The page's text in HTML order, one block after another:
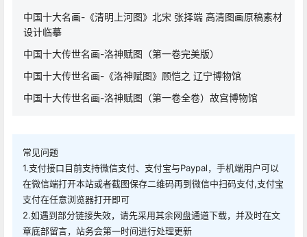
中国十大名画-《清明上河图》北宋 张择端 高清图画原稿素材
设计临摹
中国十大传世名画-洛神赋图（第一卷完美版）
中国十大传世名画-《洛神赋图》顾恺之 辽宁博物馆
中国十大传世名画-洛神赋图（第一卷全卷）故宫博物馆
常见问题
1.支付接口目前支持微信支付、支付宝与Paypal，手机端用户可以
在微信端打开本站或者截图保存二维码再到微信中扫码支付,支付宝
支付在任意浏览器打开即可
2.如遇到部分链接失效，请先采用其余网盘通道下载，并及时在文
章底部留言，站务会第一时间进行处理更新